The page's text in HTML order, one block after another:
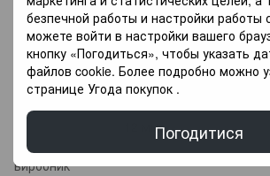
безпечной работы и настройки работы
можете войти в настройки вашего
кнопку «Погодиться», чтобы указать
файлов cookie. Более подробно можно
странице Угода покупок .
Погодитися
місяців.
Характеристики
Клас
33 клас
12 мм
Країна
виробник
Туреччина